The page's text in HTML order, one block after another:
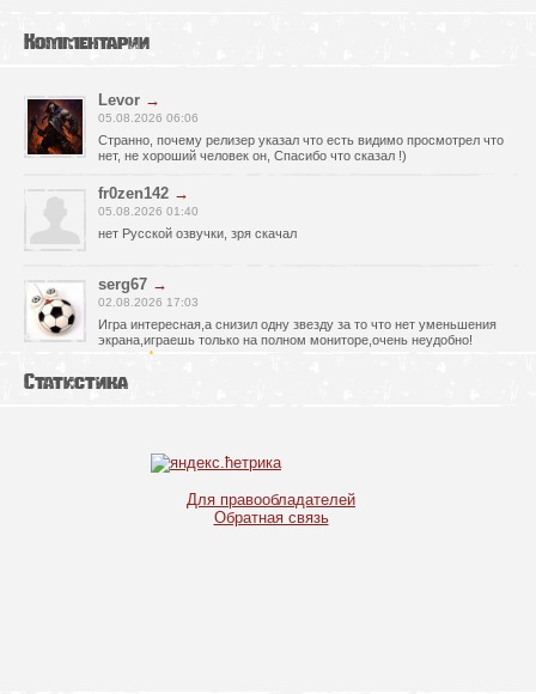
Комментарии
Levor →
05.08.2026 06:06
Странно, почему релизер указал что есть видимо просмотрел что
нет, не хороший человек он, Спасибо что сказал !)
fr0zen142 →
05.08.2026 01:40
нет Русской озвучки, зря скачал
serg67 →
02.08.2026 17:03
Игра интересная,а снизил одну звезду за то что нет уменьшения
экрана,играешь только на полном мониторе,очень неудобно!
испробовал?
30.07.2026 00:43
Статистика
Для правообладателей
Обратная связь